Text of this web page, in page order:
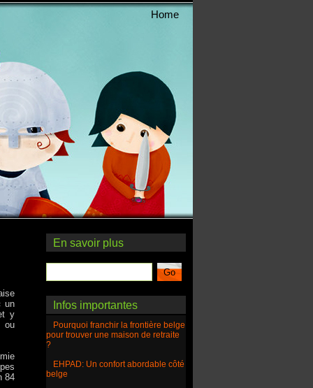
Home
un
y
ou
84
En savoir plus
Infos importantes
Pourquoi franchir la frontière belge
pour trouver une maison de retraite
?
EHPAD: Un confort abordable côté
belge